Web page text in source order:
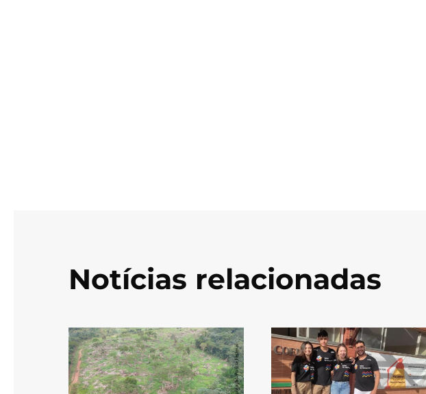
Notícias relacionadas